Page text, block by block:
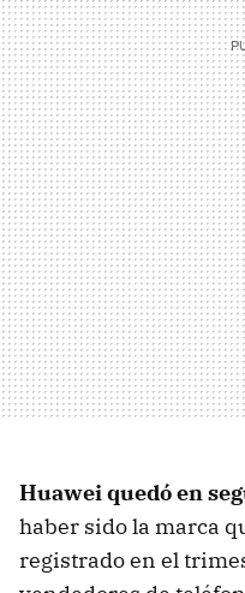
Huawei quedó en
haber sido la marca
registrado en el